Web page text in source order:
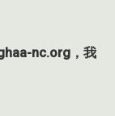
nc.org，我